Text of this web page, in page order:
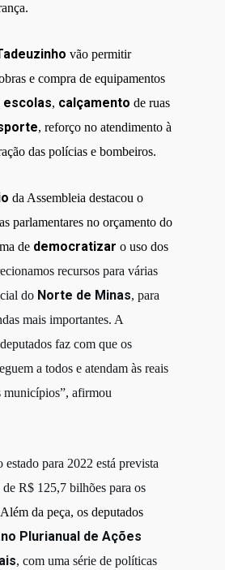
vão permitir
e compra de equipamentos
escolas, calçamento de ruas
, reforço no atendimento à
das polícias e bombeiros.
da Assembleia destacou o
parlamentares no orçamento do
de democratizar o uso dos
recursos para várias
do Norte de Minas, para
mais importantes. A
faz com que os
a todos e atendam às reais
municípios”, afirmou
para 2022 está prevista
de R$ 125,7 bilhões para os
Além da peça, os deputados
Plurianual de Ações
, com uma série de políticas